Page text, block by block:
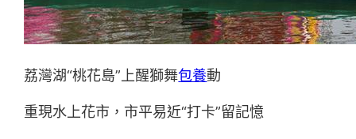
荔灣湖“桃花島”上醒獅舞包養動
重現水上花市，市平易近“打卡”留記憶